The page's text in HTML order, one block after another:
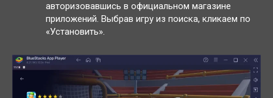
авторизовавшись в официальном магазине
приложений. Выбрав игру из поиска, кликаем по
«Установить».